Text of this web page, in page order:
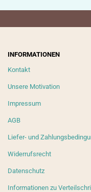
INFORMATIONEN
Kontakt
Unsere Motivation
Impressum
AGB
Liefer- und
Widerrufsrecht
Datenschutz
Informationen zu